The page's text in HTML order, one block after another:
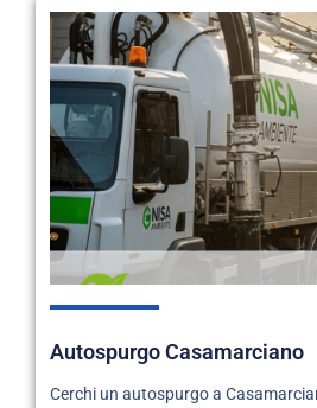
Autospurgo Casamarciano
Cerchi un autospurgo a